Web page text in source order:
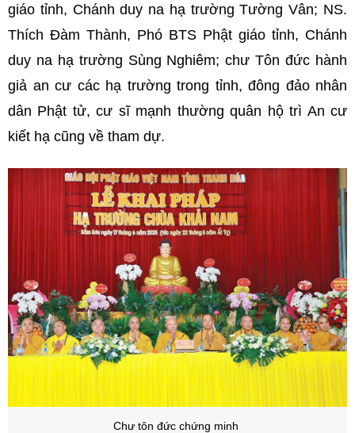
giáo tỉnh, Chánh duy na hạ trường Tường Vân; NS.
Thích Đàm Thành, Phó BTS Phật giáo tỉnh, Chánh
duy na hạ trường Sùng Nghiêm; chư Tôn đức hành
giả an cư các hạ trường trong tỉnh, đông đảo nhân
dân Phật tử, cư sĩ mạnh thường quân hộ trì An cư
kiết hạ cũng về tham dự.
Chư tôn đức chứng minh